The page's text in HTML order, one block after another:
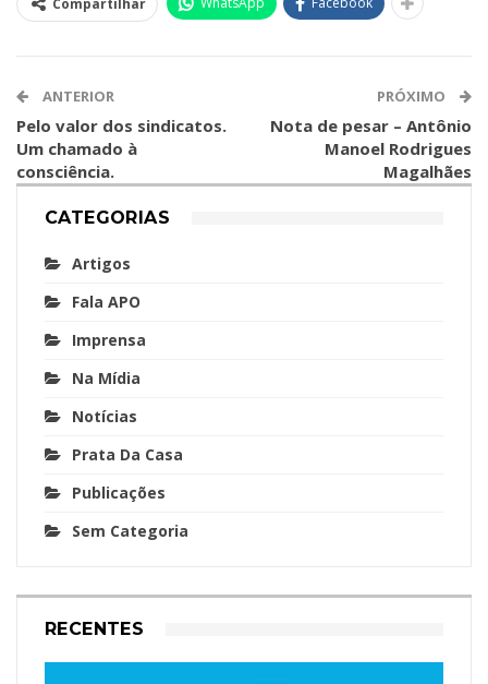
Compartilhar
ANTERIOR
Pelo valor dos sindicatos.
Um chamado à
consciência.
PRÓXIMO
Nota de pesar – Antônio
Manoel Rodrigues
Magalhães
CATEGORIAS
Artigos
Fala APO
Imprensa
Na Mídia
Notícias
Prata Da Casa
Publicações
Sem Categoria
RECENTES